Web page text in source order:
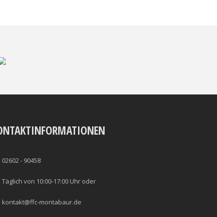
02602 - 90458
Täglich von 10:00-17:00 Uhr oder
kontakt@ffc-montabaur.de